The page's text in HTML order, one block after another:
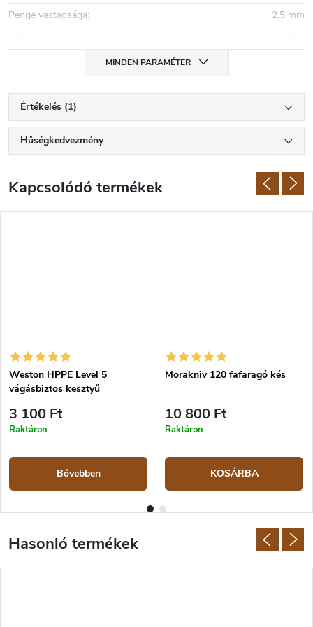
Penge vastagsága:
2,5 mm
MINDEN PARAMÉTER
Értékelés (1)
Hűségkedvezmény
Kapcsolódó termékek
Weston HPPE Level 5
vágásbiztos kesztyű
3 100 Ft
Raktáron
Bővebben
Morakniv 120 fafaragó kés
10 800 Ft
Raktáron
KOSÁRBA